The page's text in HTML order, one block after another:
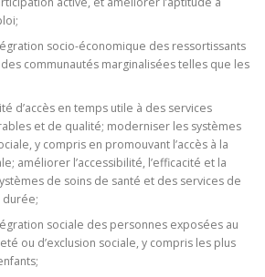
socio-économique des ressortissants
communautés marginalisées telles que les
d’accès en temps utile à des services
et de qualité; moderniser les systèmes
y compris en promouvant l’accès à la
améliorer l’accessibilité, l’efficacité et la
de soins de santé et des services de
durée;
sociale des personnes exposées au
ou d’exclusion sociale, y compris les plus